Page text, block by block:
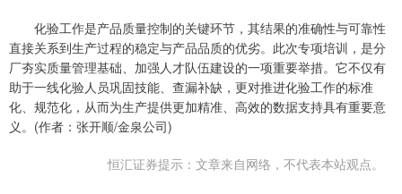
化验工作是产品质量控制的关键环节，其结果的准确性与可靠性
直接关系到生产过程的稳定与产品品质的优劣。此次专项培训，是分
厂夯实质量管理基础、加强人才队伍建设的一项重要举措。它不仅有
助于一线化验人员巩固技能、查漏补缺，更对推进化验工作的标准
化、规范化，从而为生产提供更加精准、高效的数据支持具有重要意
义。(作者：张开顺/金泉公司)
恒汇证券提示：文章来自网络，不代表本站观点。